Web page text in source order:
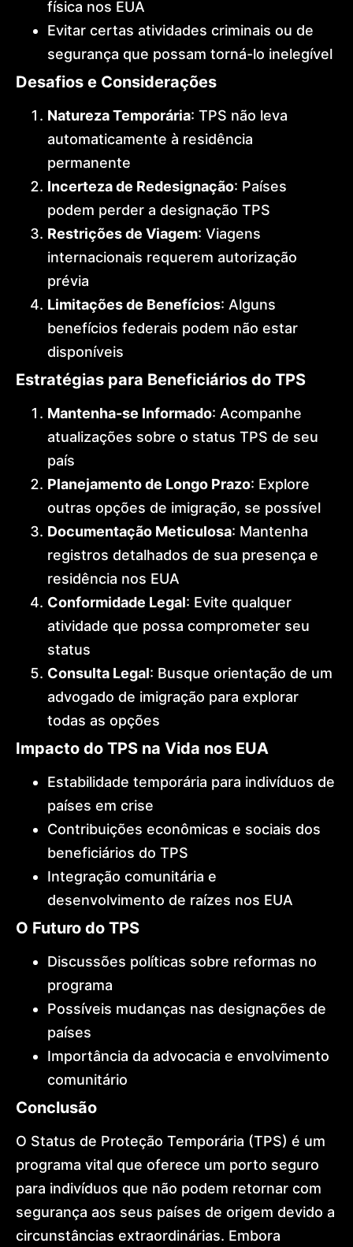
física nos EUA
Evitar certas atividades criminais ou de
segurança que possam torná-lo inelegível
Desafios e Considerações
Natureza Temporária: TPS não leva
automaticamente à residência
permanente
Incerteza de Redesignação: Países
podem perder a designação TPS
Restrições de Viagem: Viagens
internacionais requerem autorização
prévia
Limitações de Benefícios: Alguns
benefícios federais podem não estar
disponíveis
Estratégias para Beneficiários do TPS
Mantenha-se Informado: Acompanhe
atualizações sobre o status TPS de seu
país
Planejamento de Longo Prazo: Explore
outras opções de imigração, se possível
Documentação Meticulosa: Mantenha
registros detalhados de sua presença e
residência nos EUA
Conformidade Legal: Evite qualquer
atividade que possa comprometer seu
status
Consulta Legal: Busque orientação de um
advogado de imigração para explorar
todas as opções
Impacto do TPS na Vida nos EUA
Estabilidade temporária para indivíduos de
países em crise
Contribuições econômicas e sociais dos
beneficiários do TPS
Integração comunitária e
desenvolvimento de raízes nos EUA
O Futuro do TPS
Discussões políticas sobre reformas no
programa
Possíveis mudanças nas designações de
países
Importância da advocacia e envolvimento
comunitário
Conclusão
O Status de Proteção Temporária (TPS) é um
programa vital que oferece um porto seguro
para indivíduos que não podem retornar com
segurança aos seus países de origem devido a
circunstâncias extraordinárias. Embora